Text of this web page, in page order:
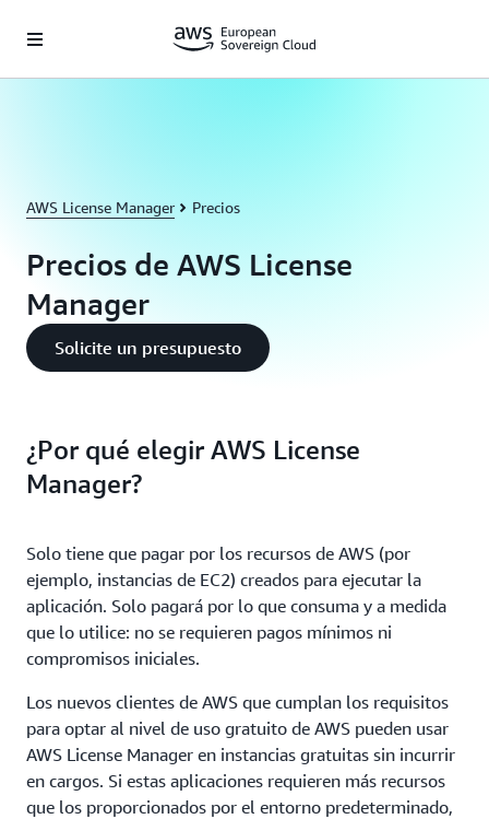
AWS License Manager Precios
Precios de AWS License
Manager
Solicite un presupuesto
¿Por qué elegir AWS License
Manager?
Solo tiene que pagar por los recursos de AWS (por
ejemplo, instancias de EC2) creados para ejecutar la
aplicación. Solo pagará por lo que consuma y a medida
que lo utilice: no se requieren pagos mínimos ni
compromisos iniciales.
Los nuevos clientes de AWS que cumplan los requisitos
para optar al nivel de uso gratuito de AWS pueden usar
AWS License Manager en instancias gratuitas sin incurrir
en cargos. Si estas aplicaciones requieren más recursos
que los proporcionados por el entorno predeterminado,